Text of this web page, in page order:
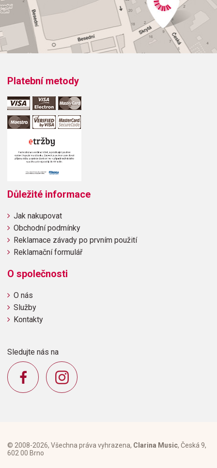
Platební metody
Důležité informace
Jak nakupovat
Obchodní podmínky
Reklamace závady po prvním použití
Reklamační formulář
O společnosti
O nás
Služby
Kontakty
Sledujte nás na
© 2008-2026, Všechna práva vyhrazena, Clarina Music, Česká 9,
602 00 Brno